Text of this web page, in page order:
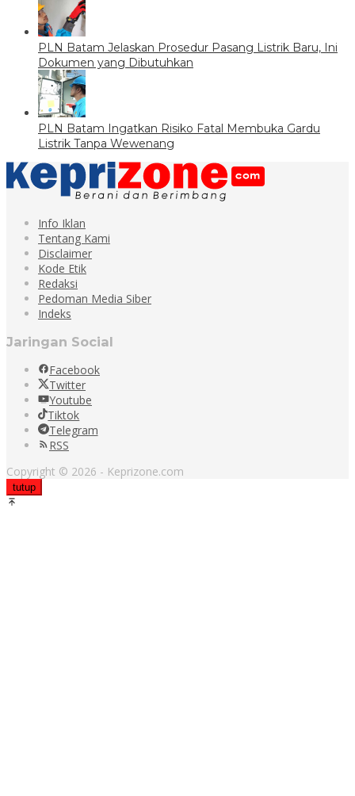
PLN Batam Jelaskan Prosedur Pasang Listrik Baru, Ini
Dokumen yang Dibutuhkan
PLN Batam Ingatkan Risiko Fatal Membuka Gardu
Listrik Tanpa Wewenang
Info Iklan
Tentang Kami
Disclaimer
Kode Etik
Redaksi
Pedoman Media Siber
Indeks
Jaringan Social
Facebook
Twitter
Youtube
Tiktok
Telegram
RSS
Copyright © 2026 - Keprizone.com
tutup